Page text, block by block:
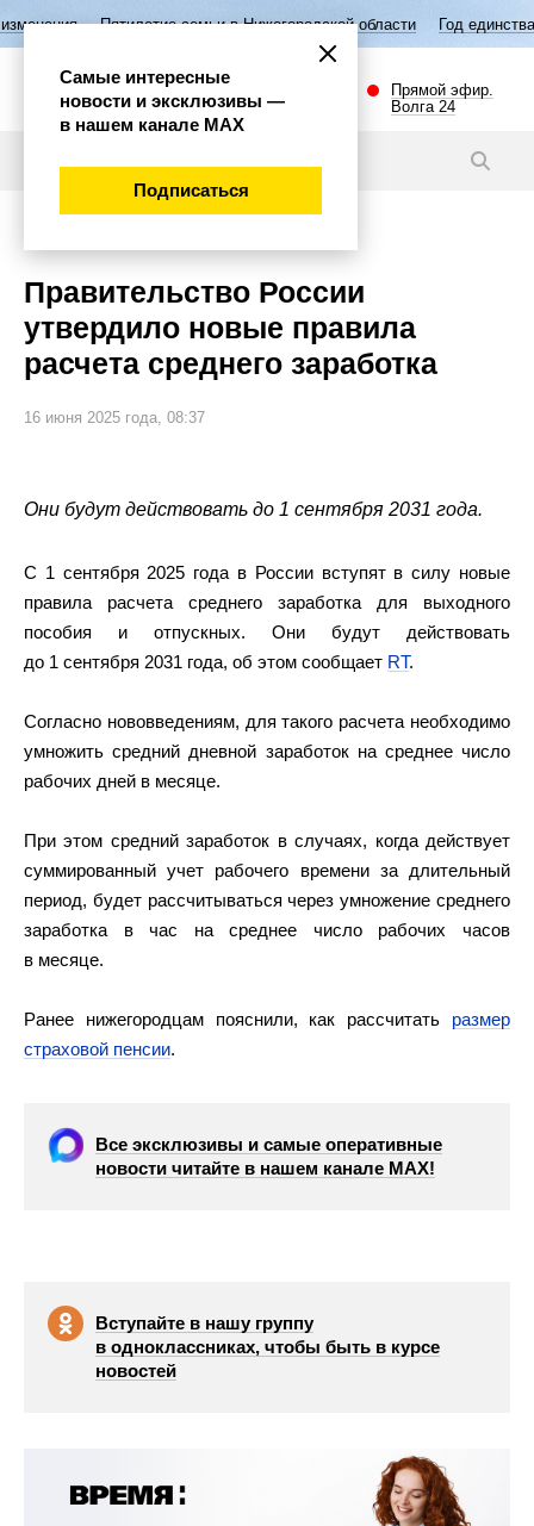
семьи в Нижегородской области Год единства народов
Прямой эфир.
Волга 24
Правительство России
утвердило новые правила
расчета среднего заработка
16 июня 2025 года, 08:37
Они будут действовать до 1 сентября 2031 года.
С 1 сентября 2025 года в России вступят в силу новые
правила расчета среднего заработка для выходного
пособия и отпускных. Они будут действовать
до 1 сентября 2031 года, об этом сообщает RT.
Согласно нововведениям, для такого расчета необходимо
умножить средний дневной заработок на среднее число
рабочих дней в месяце.
При этом средний заработок в случаях, когда действует
суммированный учет рабочего времени за длительный
период, будет рассчитываться через умножение среднего
заработка в час на среднее число рабочих часов
в месяце.
Ранее нижегородцам пояснили, как рассчитать размер
страховой пенсии.
Все эксклюзивы и самые оперативные
новости читайте в нашем канале МАХ!
Вступайте в нашу группу
в одноклассниках, чтобы быть в курсе
новостей
Самые интересные
новости и эксклюзивы —
в нашем канале МАХ
Подписаться